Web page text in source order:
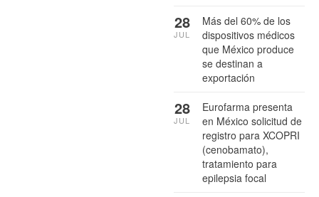
Más del 60% de los
dispositivos médicos
que México produce
se destinan a
exportación
28
JUL
Eurofarma presenta
en México solicitud de
registro para XCOPRI
(cenobamato),
tratamiento para
epilepsia focal
28
JUL